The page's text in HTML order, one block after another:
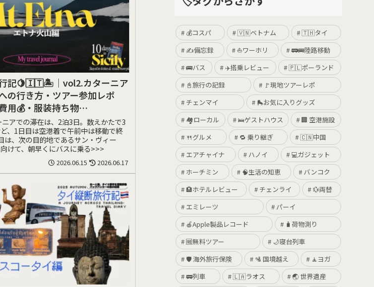
記🍋🇮🇹🏝️｜vol2.カターニア
の行き方・ツアー参加レポ
用💰・服装持ち物
）編｜世界遺産
アでの滞在は、2泊3日。数えかたで3
、1日目は空港着で午前中は移動で終
は、次の目的地であるサン・ヴィー
けて、朝早くにバスに乗る>>>
2026.06.15 2026.06.17
💰コスパ 🇻🇳ベトナム
🇹🇭タイ
✍️備忘録
⛵️ワーホリ
🚃🚌陸路移動
🚌バス
✈️搭乗レビュー
🇵🇱ポーランド
📓旅行の記録
🚩現地ツアーレポ
チェンマイ
🛼お気に入りグッズ
🏘ローカル
🛌ゲストハウス
🏢 空港施設
🍴グルメ
🔁 乗り継ぎ
🇨🇳中国
エアチャイナ
ハノイ
💻ガジェット
ホーチミン
🧠生活の知恵
バンコク
🏨ホテルレビュー
チェンライ
💱両替
エミレーツ
パーイ
🍎Apple製品レコード
🧳荷物測り
🆓無料ツアー
🌙寝台列車
🛡 海外旅行保険
🛂 国境越え
🧘ヨガ
🚃列車
🇱🇦ラオス
🌏 世界遺産